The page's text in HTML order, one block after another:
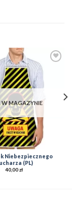
W MAGAZYNIE
Niebezpiecznego
(PL)
40,00zł